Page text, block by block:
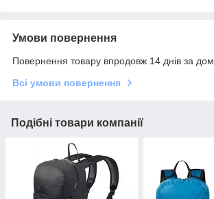
Умови повернення
Повернення товару впродовж 14 днів за
Всі умови повернення
Подібні товари компанії